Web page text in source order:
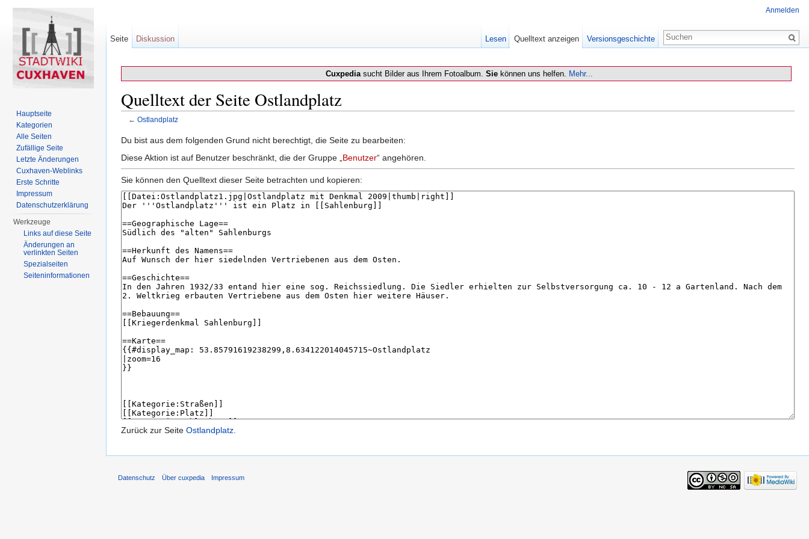
Cuxpediasucht Bilder aus Ihrem Fotoalbum. Sie können uns helfen. Mehr...
Quelltext der Seite Ostlandplatz
← Ostlandplatz
Du bist aus dem folgenden Grund nicht berechtigt, die Seite zu bearbeiten:
Diese Aktion ist auf Benutzer beschränkt, die der Gruppe „ Benutzer“ angehören.
Sie können den Quelltext dieser Seite betrachten und kopieren:
Zurück zur Seite Ostlandplatz
Anmelden
Seite Diskussion Lesen Quelltext anzeigen Versionsgeschichte
Hauptseite
Kategorien
Alle Seiten
Zufällige Seite
Letzte Änderungen
Cuxhaven-Weblinks
Erste Schritte
Impressum
Datenschutzerklärung
Werkzeuge
Links auf diese Seite
Änderungen an
verlinkten Seiten
Spezialseiten
Seiten­informationen
Datenschutz Über cuxpedia Impressum